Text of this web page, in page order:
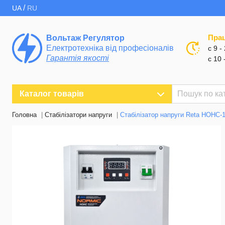
UA/ RU
Вольтаж Регулятор
Електротехніка від професіоналів
Гарантія якості
с 9 -
с 10
Каталог товарів
Головна Стабілізатори напруги Стабілізатор напруги Reta